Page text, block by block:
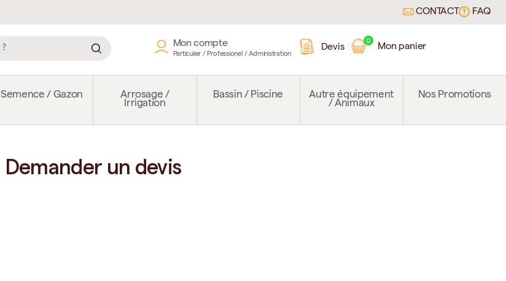
CONTACT FAQ
Mon compte
Particulier / Professionel / Administration
Devis
0
Mon panier
Semence / Gazon
Arrosage /
Irrigation
Bassin / Piscine
Autre équipement
/ Animaux
Nos Promotions
Demander un devis